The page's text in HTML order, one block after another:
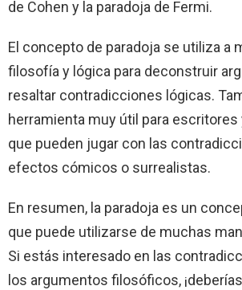
de Cohen y la paradoja de Fermi.
El concepto de paradoja se utiliza a
filosofía y lógica para deconstruir
resaltar contradicciones lógicas.
herramienta muy útil para
que pueden jugar con las
efectos cómicos o surrealistas.
En resumen, la paradoja es un
que puede utilizarse de muchas
Si estás interesado en las
los argumentos filosóficos,